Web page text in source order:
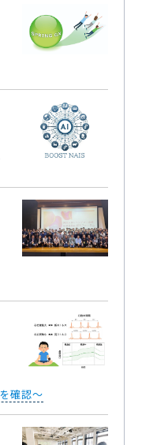
確認～